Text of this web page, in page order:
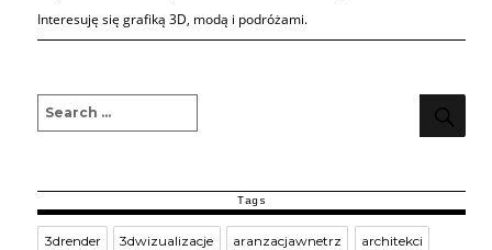
Interesuję się grafiką 3D, modą i podróżami.
Search
for:
Tags
3drender 3dwizualizacje aranzacjawnetrz architekci